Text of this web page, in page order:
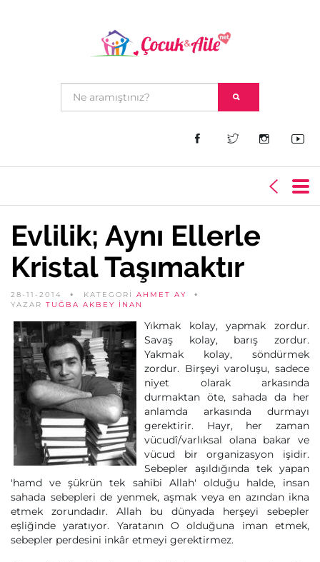
Evlilik; Aynı Ellerle
Kristal Taşımaktır
28-11-2014 KATEGORİ AHMET AY
YAZAR TUĞBA AKBEY İNAN
Yıkmak kolay, yapmak zordur.
Savaş kolay, barış zordur.
Yakmak kolay, söndürmek
zordur. Birşeyi varoluşu, sadece
niyet olarak arkasında
durmaktan öte, sahada da her
anlamda arkasında durmayı
gerektirir. Hayr, her zaman
vücudî/varlıksal olana bakar ve
vücud bir organizasyon işidir.
Sebepler aşıldığında tek yapan
'hamd ve şükrün tek sahibi Allah' olduğu halde, insan
sahada sebepleri de yenmek, aşmak veya en azından ikna
etmek zorundadır. Allah bu dünyada herşeyi sebepler
eşliğinde yaratıyor. Yaratanın O olduğuna iman etmek,
sebepler perdesini inkâr etmeyi gerektirmez.